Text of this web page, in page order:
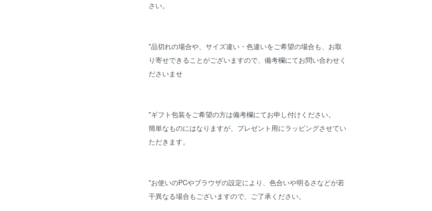
さい。
*品切れの場合や、サイズ違い・色違いをご希望の場合も、お取
り寄せできることがございますので、備考欄にてお問い合わせく
ださいませ
*ギフト包装をご希望の方は備考欄にてお申し付けください。
簡単なものにはなりますが、プレゼント用にラッピングさせてい
ただきます。
*お使いのPCやブラウザの設定により、色合いや明るさなどが若
干異なる場合もございますので、ご了承ください。